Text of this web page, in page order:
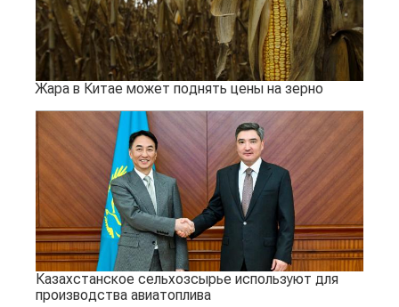
Жара в Китае может поднять цены на зерно
Казахстанское сельхозсырье используют для
производства авиатоплива